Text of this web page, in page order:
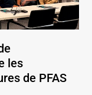
les
de PFAS